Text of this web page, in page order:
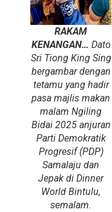
RAKAM
KENANGAN… Dato
Sri Tiong King Sing
bergambar dengan
tetamu yang hadir
pasa majlis makan
malam Ngiling
Bidai 2025 anjuran
Parti Demokratik
Progresif (PDP)
Samalaju dan
Jepak di Dinner
World Bintulu,
semalam.